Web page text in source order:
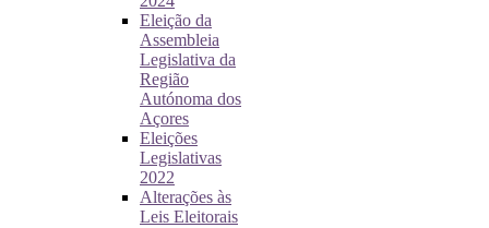
Eleição da
Assembleia
Legislativa da
Região
Autónoma dos
Açores
Eleições
Legislativas
2022
Alterações às
Leis Eleitorais